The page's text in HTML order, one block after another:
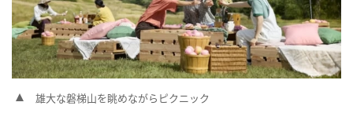
雄大な磐梯山を眺めながらピクニック